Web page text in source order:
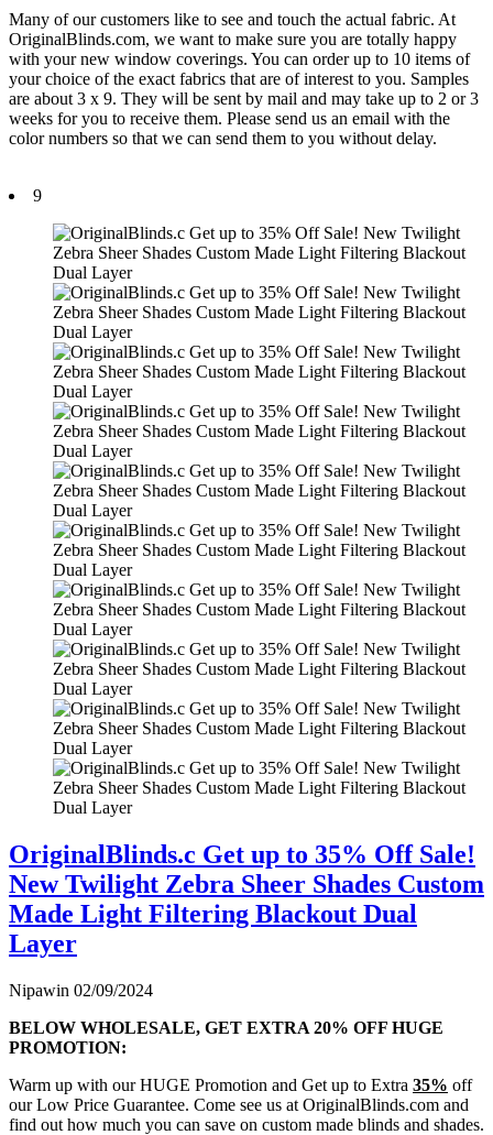
Many of our customers like to see and touch the actual fabric. At
OriginalBlinds.com, we want to make sure you are totally happy
with your new window coverings. You can order up to 10 items of
your choice of the exact fabrics that are of interest to you. Samples
are about 3 x 9. They will be sent by mail and may take up to 2 or 3
weeks for you to receive them. Please send us an email with the
color numbers so that we can send them to you without delay.
9
OriginalBlinds.c Get up to 35% Off Sale!
New Twilight Zebra Sheer Shades Custom
Made Light Filtering Blackout Dual
Layer
Nipawin 02/09/2024
BELOW WHOLESALE, GET EXTRA 20% OFF HUGE
PROMOTION:
Warm up with our HUGE Promotion and Get up to Extra 35% off
our Low Price Guarantee. Come see us at OriginalBlinds.com and
find out how much you can save on custom made blinds and shades.